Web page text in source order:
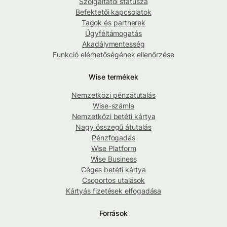
Befektetői kapcsolatok
Tagok és partnerek
Ügyféltámogatás
Akadálymentesség
Funkció elérhetőségének ellenőrzése
Wise termékek
Nemzetközi pénzátutalás
Wise-számla
Nemzetközi betéti kártya
Nagy összegű átutalás
Pénzfogadás
Wise Platform
Wise Business
Céges betéti kártya
Csoportos utalások
Kártyás fizetések elfogadása
Források